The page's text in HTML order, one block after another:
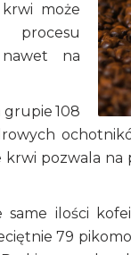
może
nawet na
grupie 108
pozwala
same ilości
79